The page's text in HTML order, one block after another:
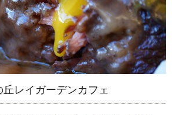
丘レイガーデンカフェ